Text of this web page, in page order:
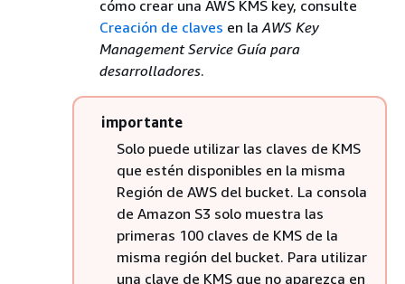
cómo crear una AWS KMS key, consulte
Creación de claves en la AWS Key
Management Service Guía para
desarrolladores.
importante
Solo puede utilizar las claves de KMS
que estén disponibles en la misma
Región de AWS del bucket. La consola
de Amazon S3 solo muestra las
primeras 100 claves de KMS de la
misma región del bucket. Para utilizar
una clave de KMS que no aparezca en